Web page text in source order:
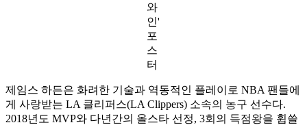
와
인'
포
스
터
제임스 하든은 화려한 기술과 역동적인 플레이로 NBA 팬들에
게 사랑받는 LA 클리퍼스(LA Clippers) 소속의 농구 선수다.
2018년도 MVP와 다년간의 올스타 선정, 3회의 득점왕을 휩쓸